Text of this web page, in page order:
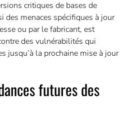
critiques de bases de
des menaces spécifiques à jour
ou par le fabricant, est
des vulnérabilités qui
jusqu’à la prochaine mise à jour
futures des